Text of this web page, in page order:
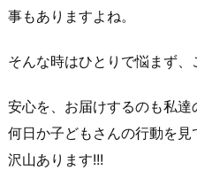
事もありますよね。
そんな時はひとりで悩まず、
安心を、お届けするのも私達
何日か子どもさんの行動を
沢山あります!!!